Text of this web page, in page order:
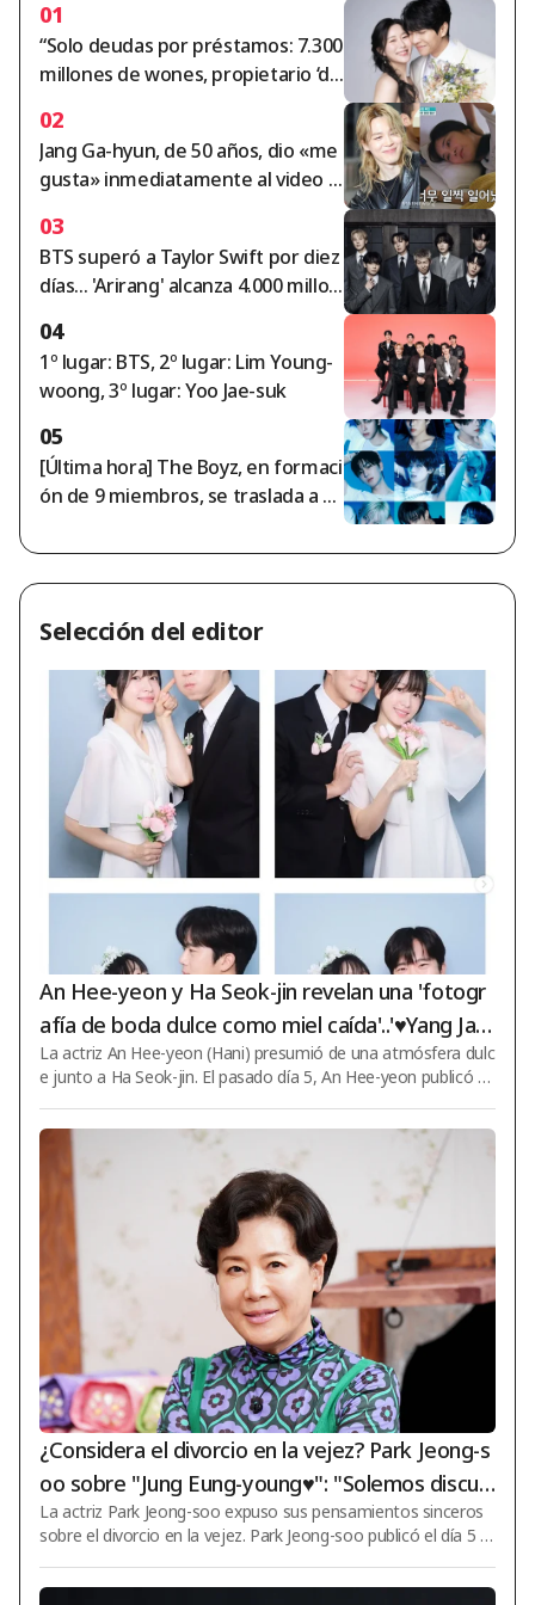
01
“Solo deudas por préstamos: 7.300
millones de wones, propietario ‘de
ben un golpe inesperado a las pue
rtas del vencimiento de su casa en
arriendo por 10.500 millones de w
ones [Star Issue]
02
Jang Ga-hyun, de 50 años, dio «me
gusta» inmediatamente al video d
sufriendo por Jimin» [Perfect Life]
[★BamTV]
03
BTS superó a Taylor Swift por diez
días... 'Arirang' alcanza 4.000 millon
[K-EYES]
04
1º lugar: BTS, 2º lugar: Lim Young-
woong, 3º lugar: Yoo Jae-suk
05
[Última hora] The Boyz, en formaci
ón de 9 miembros, se traslada a u
ridad es cumplir la promesa con lo
s fans"
Selección del editor
An Hee-yeon y Ha Seok-jin revelan una 'fotogr
afía de boda dulce como miel caída'..'♥Yang Jae-
ung cierra los ojos'
La actriz An Hee-yeon (Hani) presumió de una atmósfera dulc
e junto a Ha Seok-jin. El pasado día 5, An Hee-yeon publicó e
de fotografías y vídeos. Las iniciales mencionadas por An Hee
-yeon se referían a su personaje Han Gyu-rim, interpretado p
or ella misma en el drama de fin de semana 'El amor llega' de
KBS 2TV, que se está emitiendo actualmente, y al personaje
Kim Mu-jin, interpretado por Ha Seok-jin. An Hee-yeon y Ha S
eok-jin tomaron cuatro f
¿Considera el divorcio en la vejez? Park Jeong-s
oo sobre "Jung Eung-young♥": "Solemos discuti
r y pelear a menudo" [Star Issue]
La actriz Park Jeong-soo expuso sus pensamientos sinceros
sobre el divorcio en la vejez. Park Jeong-soo publicó el día 5 u
as que se enfadan" a través del canal de YouTube 'Wenmanh